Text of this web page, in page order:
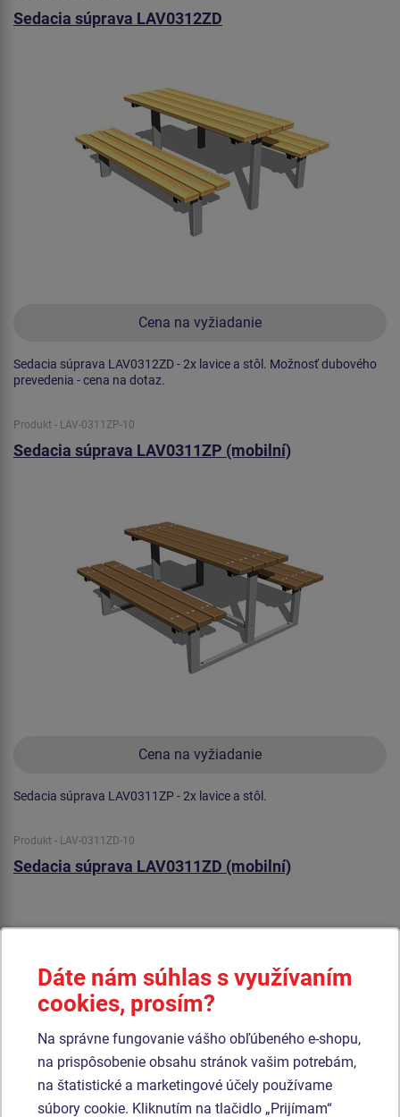
Sedacia súprava LAV0312ZD
Cena na vyžiadanie
Sedacia súprava LAV0312ZD - 2x lavice a stôl. Možnosť dubového
prevedenia - cena na dotaz.
Produkt - LAV-0311ZP-10
Sedacia súprava LAV0311ZP (mobilní)
Cena na vyžiadanie
Sedacia súprava LAV0311ZP - 2x lavice a stôl.
Produkt - LAV-0311ZD-10
Sedacia súprava LAV0311ZD (mobilní)
Dáte nám súhlas s využívaním
cookies, prosím?
Na správne fungovanie vášho obľúbeného e-shopu,
na prispôsobenie obsahu stránok vašim potrebám,
na štatistické a marketingové účely používame
súbory cookie. Kliknutím na tlačidlo „Prijímam“